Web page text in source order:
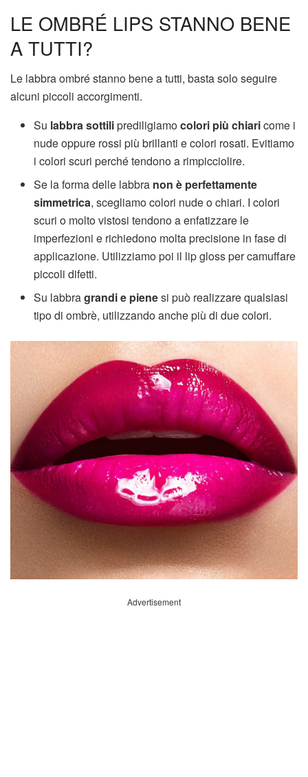
LE OMBRÉ LIPS STANNO BENE
A TUTTI?
Le labbra ombré stanno bene a tutti, basta solo seguire
alcuni piccoli accorgimenti.
Su labbra sottiliprediligiamocolori più chiaricome i
nude oppure rossi più brillanti e colori rosati. Evitiamo
i colori scuri perché tendono a rimpicciolire.
Se la forma delle labbra non è perfettamente
simmetrica, scegliamo colori nude o chiari. I colori
scuri o molto vistosi tendono a enfatizzare le
imperfezioni e richiedono molta precisione in fase di
applicazione. Utilizziamo poi il lip gloss per camuffare
piccoli difetti.
Su labbragrandi e pienesi può realizzare qualsiasi
tipo di ombrè, utilizzando anche più di due colori.
Advertisement